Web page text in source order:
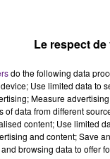
un réseau
sur le
payant,
l’électricité
le budget du
€ (soit environ
celles de
Le respect
do the following data
Use limited data to
Measure
of data from different
content; Use limited
and content; Save
browsing data to offer